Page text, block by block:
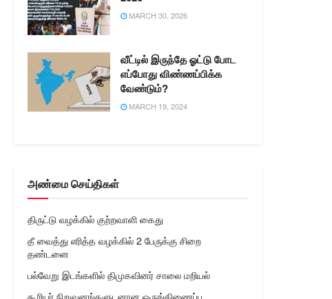
MARCH 30, 2026
வீட்டில் இருந்தே ஓட்டு போட
எப்போது விண்ணப்பிக்க
வேண்டும்?
MARCH 19, 2024
அண்மை செய்திகள்
திருட்டு வழக்கில் குற்றவாளி கைது
தீ வைத்து எரித்த வழக்கில் 2 பேருக்கு சிறை
தண்டனை
பல்வேறு இடங்களில் திமுகவினர் சாலை மறியல்
கூரியர் நிறுவனங்களுடனான ஒருங்கிணைப்பு